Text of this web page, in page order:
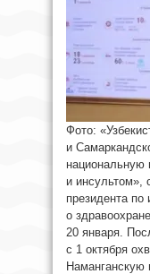
Фото:
и
национальную
и инсультом»,
президента по
о
20 января.
с 1 октября
Наманганскую